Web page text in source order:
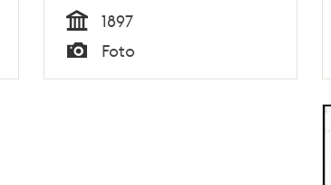
Tid
1897
Foto